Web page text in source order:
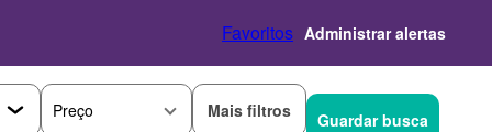
Favoritos Administrar alertas
Preço Mais filtros Guardar busca